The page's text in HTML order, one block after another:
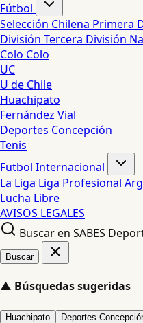
Fútbol
Selección Chilena Primera
División Tercera División
Colo Colo
UC
U de Chile
Huachipato
Fernández Vial
Deportes Concepción
Tenis
Futbol Internacional
La Liga Liga Profesional
Lucha Libre
AVISOS LEGALES
Buscar en SABES
Buscar
▲ Búsquedas sugeridas
Huachipato Deportes